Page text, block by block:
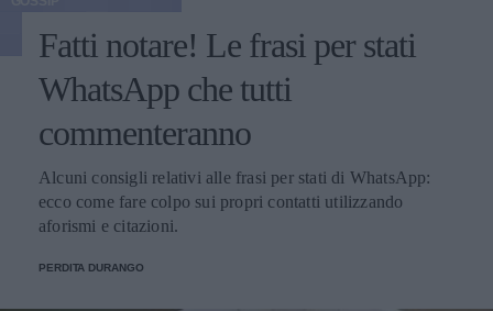
Fatti notare! Le frasi per stati
WhatsApp che tutti
commenteranno
Alcuni consigli relativi alle frasi per stati di WhatsApp:
ecco come fare colpo sui propri contatti utilizzando
aforismi e citazioni.
PERDITA DURANGO